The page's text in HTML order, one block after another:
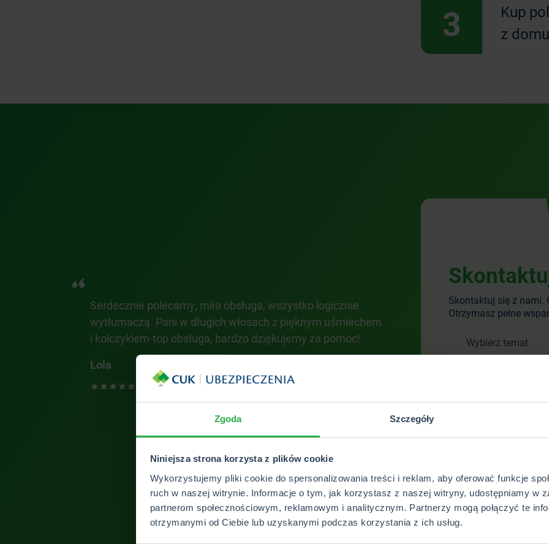
Zgoda Szczegóły
Niniejsza strona korzysta z plików cookie
Wykorzystujemy pliki cookie do spersonalizowania treści i reklam, aby oferować funkcje
ruch w naszej witrynie. Informacje o tym, jak korzystasz z naszej witryny, udostępniamy w
partnerom społecznościowym, reklamowym i analitycznym. Partnerzy mogą połączyć te
otrzymanymi od Ciebie lub uzyskanymi podczas korzystania z ich usług.
3
Kup
z
Serdecznie polecamy, miła obsługa, wszystko logicznie
wytłumaczą. Pani w długich włosach z pięknym uśmiechem
i kolczykiem-top obsługa, bardzo dziękujemy za pomoc!
Lola
Bardzo profesjonalna i
ZOBACZ WSZYSTKIE OPINIE
Skontaktuj się z nami.
Otrzymasz pełne
Wyślij